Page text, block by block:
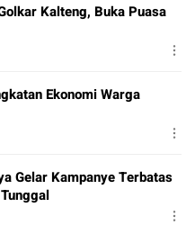
Kalteng, Buka Puasa
Ekonomi Warga
Gelar Kampanye Terbatas